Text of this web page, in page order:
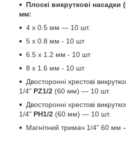
Плоскі викруткові насадки
мм:
4 х 0.5 мм — 10 шт.
5 х 0.8 мм - 10 шт
6.5 х 1.2 мм - 10 шт
8 х 1.6 мм - 10 шт
Двосторонні хрестові
1/4" PZ1/2 (60 мм) — 10 шт.
Двосторонні хрестові
1/4" PH1/2 (60 мм) — 10 шт.
Магнітний тримач 1/4" 60 мм